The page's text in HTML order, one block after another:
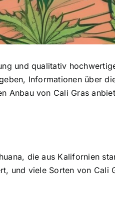
und qualitativ
Informationen über
Anbau von Cali Gras
die aus Kalifornien
und viele Sorten von Cali